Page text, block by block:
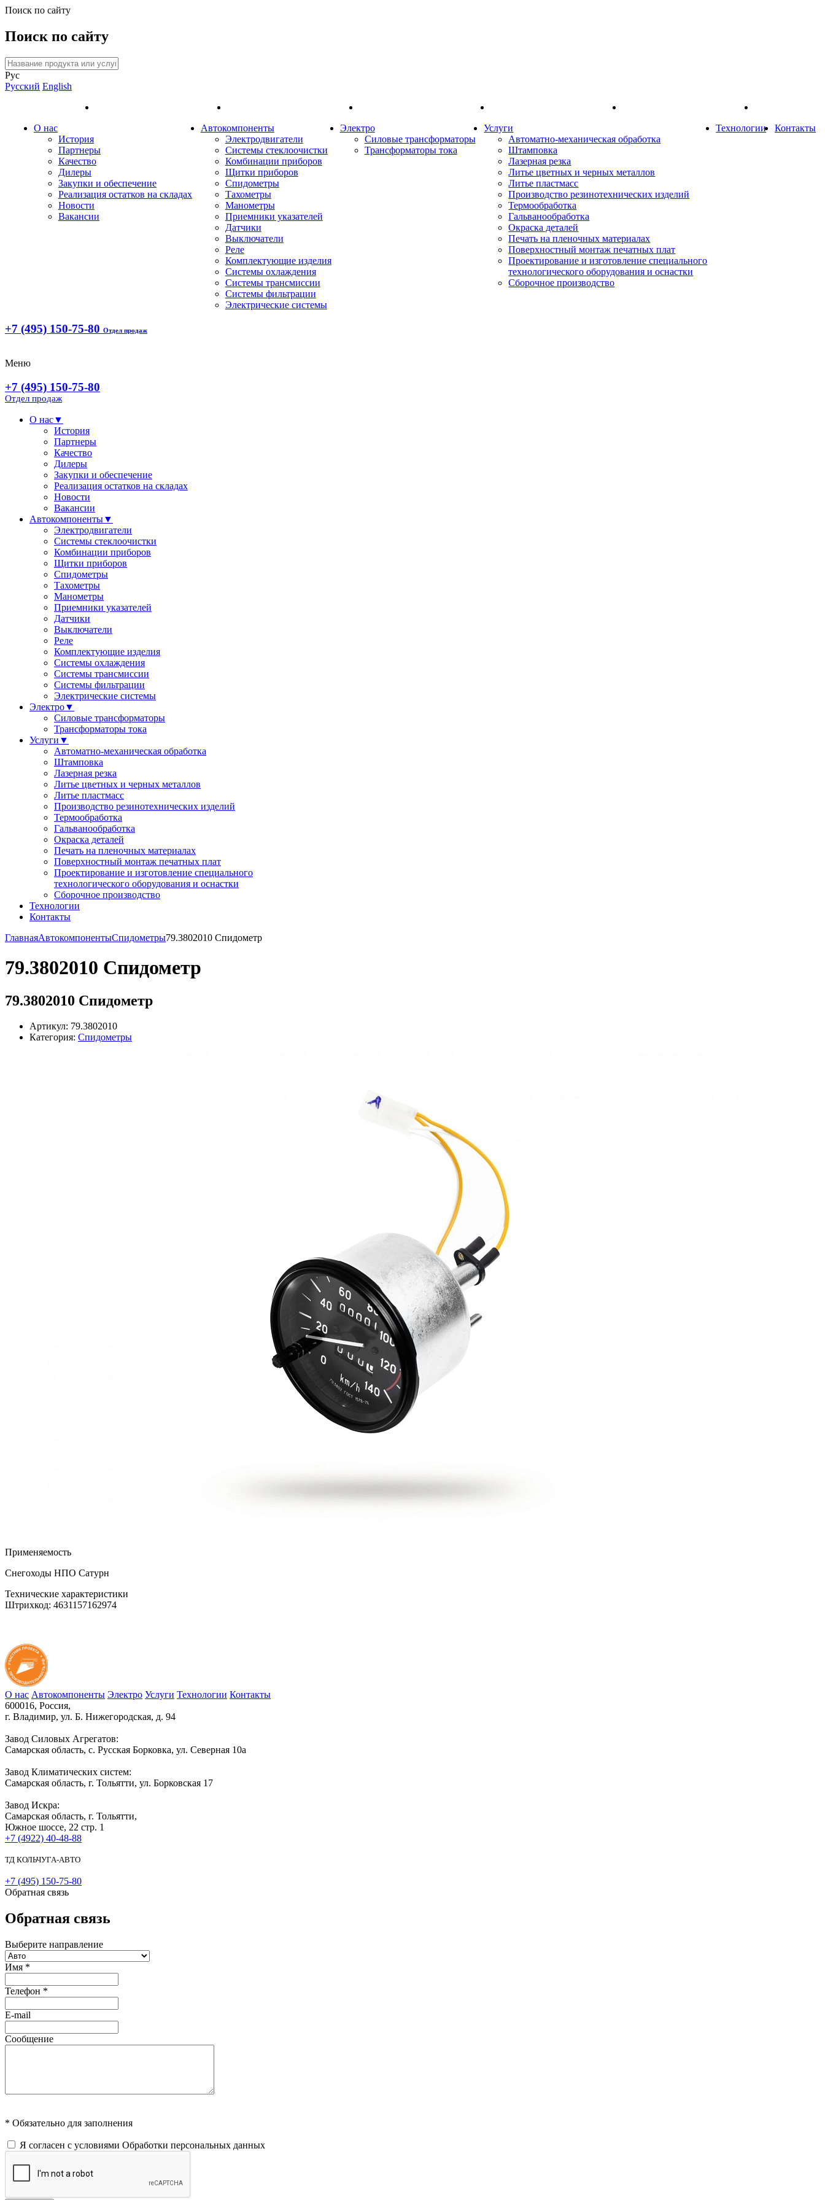
Поиск по сайту
Поиск по сайту
Рус
Русский English
О нас
История
Партнеры
Качество
Дилеры
Закупки и обеспечение
Реализация остатков на складах
Новости
Вакансии
Автокомпоненты
Электродвигатели
Системы стеклоочистки
Комбинации приборов
Щитки приборов
Спидометры
Тахометры
Манометры
Приемники указателей
Датчики
Выключатели
Реле
Комплектующие изделия
Системы охлаждения
Системы трансмиссии
Системы фильтрации
Электрические системы
Электро
Силовые трансформаторы
Трансформаторы тока
Услуги
Автоматно-механическая обработка
Штамповка
Лазерная резка
Литье цветных и черных металлов
Литье пластмасс
Производство резинотехнических изделий
Термообработка
Гальванообработка
Окраска деталей
Печать на пленочных материалах
Поверхностный монтаж печатных плат
Проектирование и изготовление специального
технологического оборудования и оснастки
Сборочное производство
Технологии Контакты
+7 (495) 150-75-80 Отдел продаж
Меню
+7 (495) 150-75-80
Отдел продаж
О нас▼
История
Партнеры
Качество
Дилеры
Закупки и обеспечение
Реализация остатков на складах
Новости
Вакансии
Автокомпоненты▼
Электродвигатели
Системы стеклоочистки
Комбинации приборов
Щитки приборов
Спидометры
Тахометры
Манометры
Приемники указателей
Датчики
Выключатели
Реле
Комплектующие изделия
Системы охлаждения
Системы трансмиссии
Системы фильтрации
Электрические системы
Электро▼
Силовые трансформаторы
Трансформаторы тока
Услуги ▼
Автоматно-механическая обработка
Штамповка
Лазерная резка
Литье цветных и черных металлов
Литье пластмасс
Производство резинотехнических изделий
Термообработка
Гальванообработка
Окраска деталей
Печать на пленочных материалах
Поверхностный монтаж печатных плат
Проектирование и изготовление специального
технологического оборудования и оснастки
Сборочное производство
Технологии
Контакты
ГлавнаяАвтокомпонентыСпидометры79.3802010 Спидометр
79.3802010 Спидометр
79.3802010 Спидометр
Артикул: 79.3802010
Категория: Спидометры
Применяемость
Снегоходы НПО Сатурн
Технические характеристики
Штрихкод: 4631157162974
О нас Автокомпоненты Электро Услуги Технологии Контакты
600016, Россия,
г. Владимир, ул. Б. Нижегородская, д. 94
Завод Силовых Агрегатов:
Самарская область, с. Русская Борковка, ул. Северная 10а
Завод Климатических систем:
Самарская область, г. Тольятти, ул. Борковская 17
Завод Искра:
Самарская область, г. Тольятти,
Южное шоссе, 22 стр. 1
+7 (4922) 40-48-88
ТД КОЛЬЧУГА-АВТО
+7 (495) 150-75-80
Обратная связь
Обратная связь
Выберите направление
Имя *
Телефон *
E-mail
Сообщение
* Обязательно для заполнения
Я согласен с условиями Обработки персональных данных